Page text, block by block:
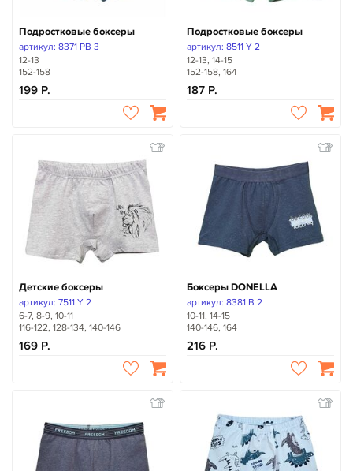
Подростковые боксеры
артикул: 8371 PB 3
12-13
152-158
199
Подростковые боксеры
артикул: 8511 Y 2
12-13, 14-15
152-158, 164
187
Детские боксеры
артикул: 7511 Y 2
6-7, 8-9, 10-11
116-122, 128-134, 140-146
169
Боксеры DONELLA
артикул: 8381 B 2
10-11, 14-15
140-146, 164
216